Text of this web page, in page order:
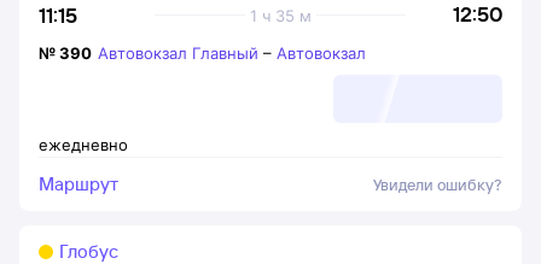
11:15 12:50
1 ч 35 м
ежедневно
№390 Автовокзал Главный – Автовокзал
Маршрут Увидели ошибку?
Глобус